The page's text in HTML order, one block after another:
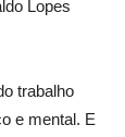
Lopes
trabalho
e mental. E